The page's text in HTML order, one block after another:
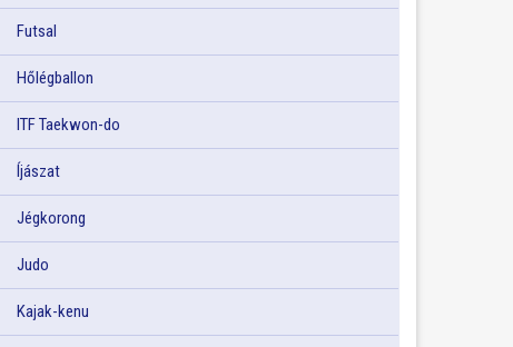
Futsal
Hőlégballon
ITF Taekwon-do
Íjászat
Jégkorong
Judo
Kajak-kenu